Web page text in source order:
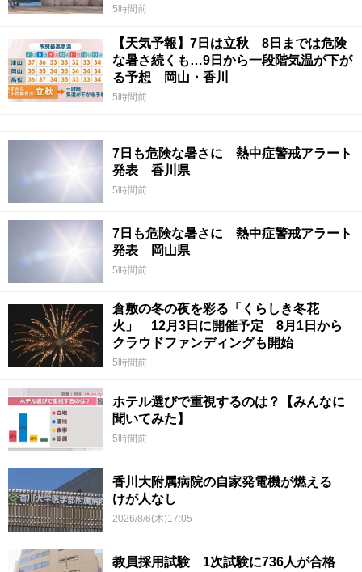
5時間前
【天気予報】7日は立秋 8日までは危険
な暑さ続くも…9日から一段階気温が下が
る予想 岡山・香川
5時間前
7日も危険な暑さに 熱中症警戒アラート
発表 香川県
5時間前
7日も危険な暑さに 熱中症警戒アラート
発表 岡山県
5時間前
倉敷の冬の夜を彩る「くらしき冬花
火」 12月3日に開催予定 8月1日から
クラウドファンディングも開始
5時間前
ホテル選びで重視するのは？【みんなに
聞いてみた】
5時間前
香川大附属病院の自家発電機が燃える
けが人なし
2026/8/6(木)17:05
教員採用試験 1次試験に736人が合格